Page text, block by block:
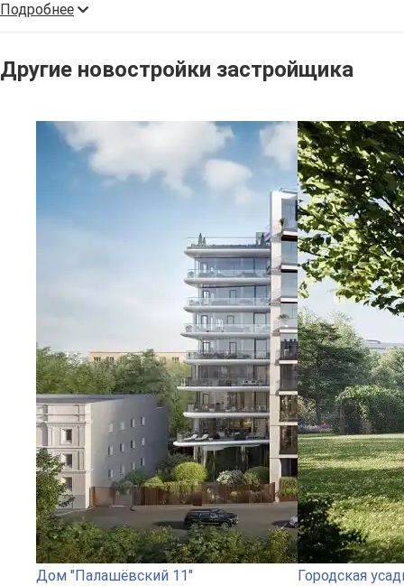
Подробнее
Другие новостройки застройщика
Дом "Палашёвский 11" Городская